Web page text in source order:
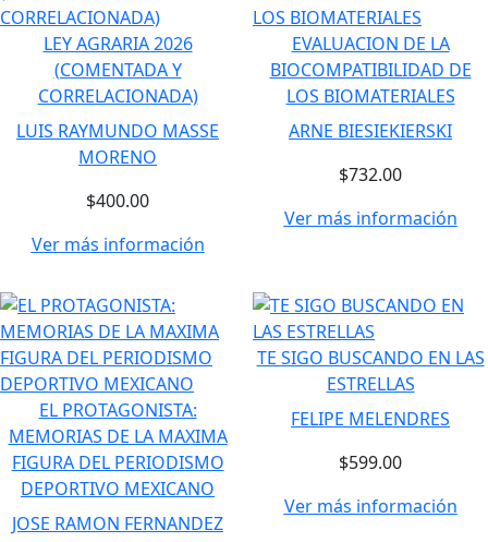
LEY AGRARIA 2026
(COMENTADA Y
CORRELACIONADA)
LUIS RAYMUNDO MASSE
MORENO
$400.00
Ver más información
EVALUACION DE LA
BIOCOMPATIBILIDAD DE
LOS BIOMATERIALES
ARNE BIESIEKIERSKI
$732.00
Ver más información
EL PROTAGONISTA:
MEMORIAS DE LA MAXIMA
FIGURA DEL PERIODISMO
DEPORTIVO MEXICANO
JOSE RAMON FERNANDEZ
TE SIGO BUSCANDO EN LAS
ESTRELLAS
FELIPE MELENDRES
$599.00
Ver más información